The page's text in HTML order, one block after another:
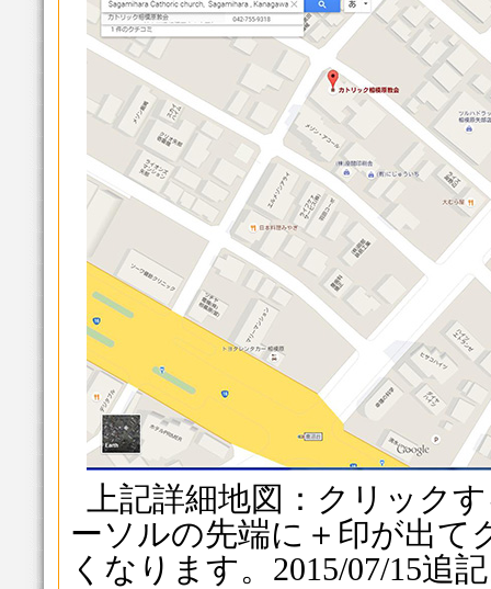
上記詳細地図：クリック
ーソルの先端に＋印が出
くなります。2015/07/15追